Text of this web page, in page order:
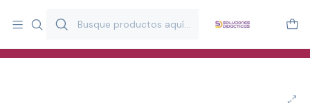
y estimulación infantil en Chile.
Especialistas en recursos educativos para aulas, terapeutas y